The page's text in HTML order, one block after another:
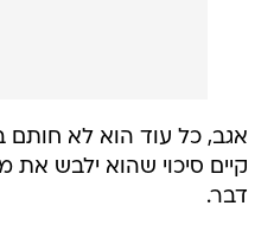
אגב, כל עוד הוא לא חותם
קיים סיכוי שהוא ילבש את
דבר.